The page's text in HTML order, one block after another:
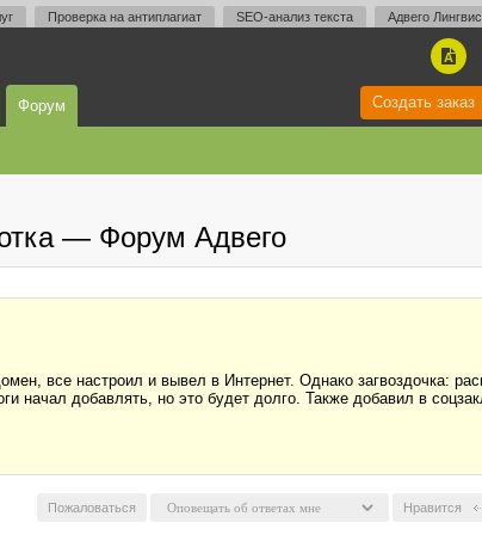
Проверка на антиплагиат SEO-анализ текста Адвего
A
Форум Создать заказ
— Форум Адвего
все настроил и вывел в Интернет. Однако загвоздочка:
начал добавлять, но это будет долго. Также добавил в
Нравится
Пожаловаться